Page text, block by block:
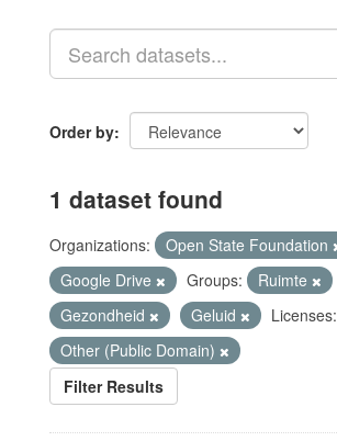
Order by
1 dataset found
Organizations: Open State Foundation
Google Drive
Groups:
Ruimte
Gezondheid
Geluid
Licenses:
Other (Public Domain)
Filter Results